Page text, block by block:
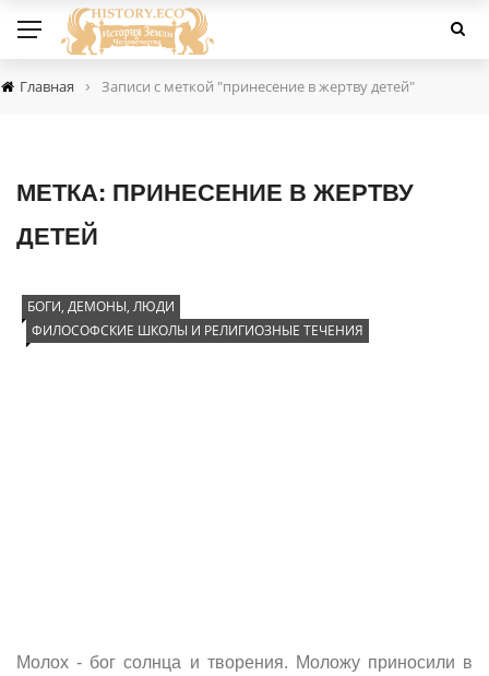
Главная › Записи с меткой "принесение в жертву детей"
МЕТКА: ПРИНЕСЕНИЕ В ЖЕРТВУ
ДЕТЕЙ
БОГИ, ДЕМОНЫ, ЛЮДИ
ФИЛОСОФСКИЕ ШКОЛЫ И РЕЛИГИОЗНЫЕ ТЕЧЕНИЯ
Молох - бог солнца и творения. Моложу приносили в